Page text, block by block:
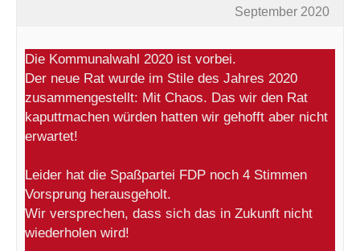
September 2020
Die Kommunalwahl 2020 ist vorbei.
Der neue Rat wurde im Stile des Jahres 2020
zusammengestellt: Mit Chaos. Das wir den Rat
kaputtmachen würden hatten wir gehofft aber nicht
erwartet!
Leider hat die Spaßpartei FDP noch 4 Stimmen
Vorsprung herausgeholt.
Wir versprechen, dass sich das in Zukunft nicht
wiederholen wird!